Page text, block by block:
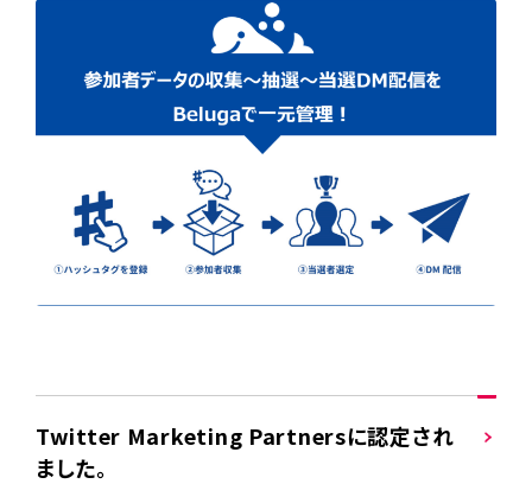
Twitter Marketing Partnersに認定され
ました。